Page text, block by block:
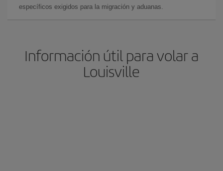
específicos exigidos para la migración y aduanas.
Información útil para volar a
Louisville